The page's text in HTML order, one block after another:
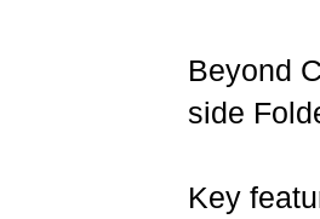
Beyond
side
Key